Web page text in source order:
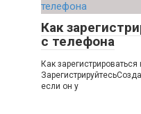
Как
с телефона
Как
если он у